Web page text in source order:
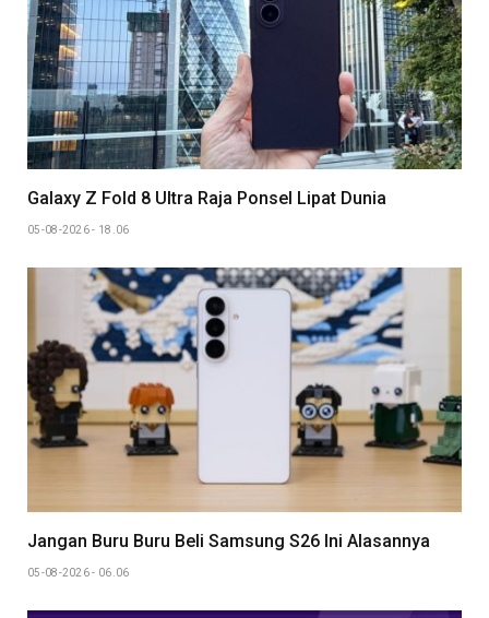
Galaxy Z Fold 8 Ultra Raja Ponsel Lipat Dunia
05-08-2026 - 18.06
Jangan Buru Buru Beli Samsung S26 Ini Alasannya
05-08-2026 - 06.06